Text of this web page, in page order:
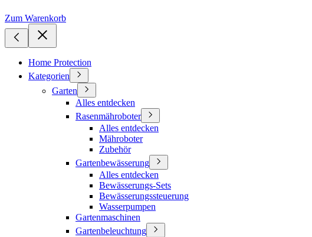
Zum Warenkorb
Home Protection
Kategorien
Garten
Alles entdecken
Rasenmähroboter
Alles entdecken
Mähroboter
Zubehör
Gartenbewässerung
Alles entdecken
Bewässerungs-Sets
Bewässerungssteuerung
Wasserpumpen
Gartenmaschinen
Gartenbeleuchtung